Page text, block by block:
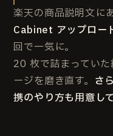
楽天の商品説明文に
Cabinet アップロー
回で一気に。
20 枚で詰まってい
ージを磨き直す。 さ
携のやり方も用意し